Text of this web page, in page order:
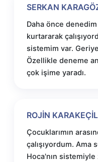
SERKAN
Daha önce
kurtararak
sistemim var.
Özellikle deneme
çok işime yaradı.
ROJİN
Çocuklarımın
çalışıyordum.
Hoca'nın sistemiyle